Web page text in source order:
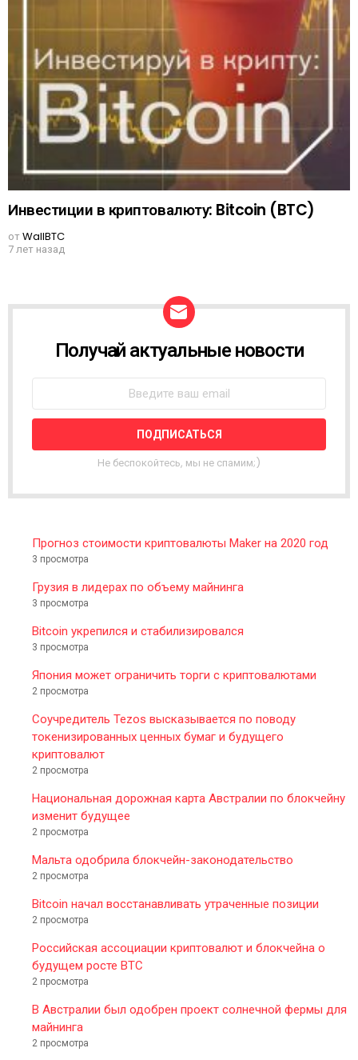
Инвестиции в криптовалюту: Bitcoin (BTC)
отWallBTC
7 лет назад
W
L
T
R
Получай актуальные новости
Не беспокойтесь, мы не спамим;)
Прогноз стоимости криптовалюты Maker на 2020 год
3 просмотра
Грузия в лидерах по объему майнинга
3 просмотра
Bitcoin укрепился и стабилизировался
3 просмотра
Япония может ограничить торги с криптовалютами
2 просмотра
Соучредитель Tezos высказывается по поводу
токенизированных ценных бумаг и будущего
криптовалют
2 просмотра
Национальная дорожная карта Австралии по блокчейну
изменит будущее
2 просмотра
Мальта одобрила блокчейн-законодательство
2 просмотра
Bitcoin начал восстанавливать утраченные позиции
2 просмотра
Российская ассоциации криптовалют и блокчейна о
будущем росте BTC
2 просмотра
В Австралии был одобрен проект солнечной фермы для
майнинга
2 просмотра